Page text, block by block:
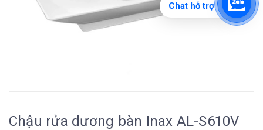
Chậu rửa dương bàn Inax AL-S610V
Chat hỗ trợ